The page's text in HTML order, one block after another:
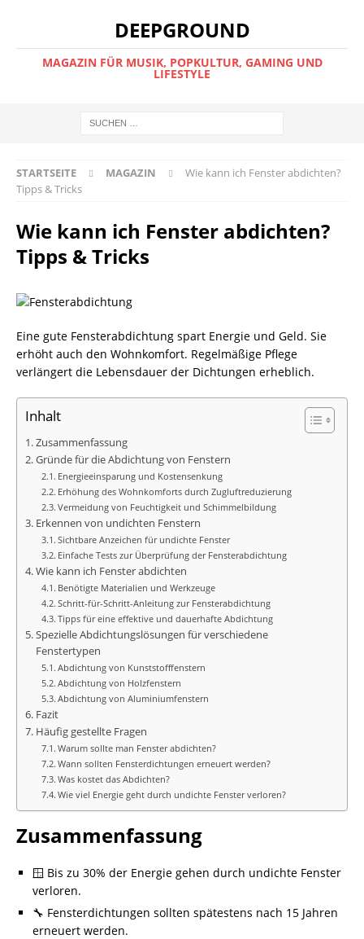
DEEPGROUND
MAGAZIN FÜR MUSIK, POPKULTUR, GAMING UND
LIFESTYLE
STARTSEITE MAGAZIN
Wie kann ich Fenster abdichten?
Tipps & Tricks
Wie kann ich Fenster abdichten?
Tipps & Tricks
Eine gute Fensterabdichtung spart Energie und Geld. Sie
erhöht auch den Wohnkomfort. Regelmäßige Pflege
verlängert die Lebensdauer der Dichtungen erheblich.
Inhalt
Zusammenfassung
Gründe für die Abdichtung von Fenstern
Energieeinsparung und Kostensenkung
Erhöhung des Wohnkomforts durch Zugluftreduzierung
Vermeidung von Feuchtigkeit und Schimmelbildung
Erkennen von undichten Fenstern
Sichtbare Anzeichen für undichte Fenster
Einfache Tests zur Überprüfung der Fensterabdichtung
Wie kann ich Fenster abdichten
Benötigte Materialien und Werkzeuge
Schritt-für-Schritt-Anleitung zur Fensterabdichtung
Tipps für eine effektive und dauerhafte Abdichtung
Spezielle Abdichtungslösungen für verschiedene
Fenstertypen
Abdichtung von Kunststofffenstern
Abdichtung von Holzfenstern
Abdichtung von Aluminiumfenstern
Fazit
Häufig gestellte Fragen
Warum sollte man Fenster abdichten?
Wann sollten Fensterdichtungen erneuert werden?
Was kostet das Abdichten?
Wie viel Energie geht durch undichte Fenster verloren?
Zusammenfassung
🪟 Bis zu 30% der Energie gehen durch undichte Fenster
verloren.
🔧 Fensterdichtungen sollten spätestens nach 15 Jahren
erneuert werden.